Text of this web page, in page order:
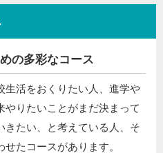
の多彩なコース
生活をおくりたい人、進学や
りたいことがまだ決まって
きたい、と考えている人、そ
たコースがあります。